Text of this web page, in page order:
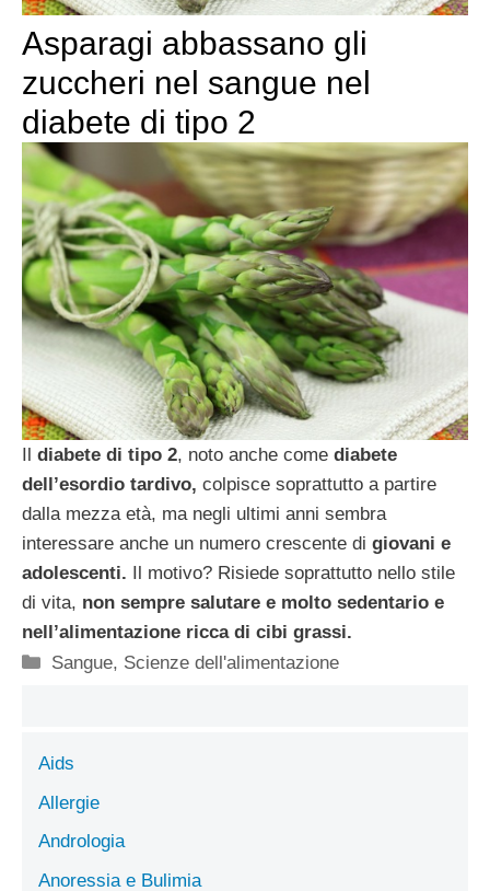
Asparagi abbassano gli
zuccheri nel sangue nel
diabete di tipo 2
Il diabete di tipo 2, noto anche come diabete
dell’esordio tardivo, colpisce soprattutto a partire
dalla mezza età, ma negli ultimi anni sembra
interessare anche un numero crescente di giovani e
adolescenti. Il motivo? Risiede soprattutto nello stile
di vita, non sempre salutare e molto sedentario e
nell’alimentazione ricca di cibi grassi.
Categorie
Sangue, Scienze dell'alimentazione
Aids
Allergie
Andrologia
Anoressia e Bulimia